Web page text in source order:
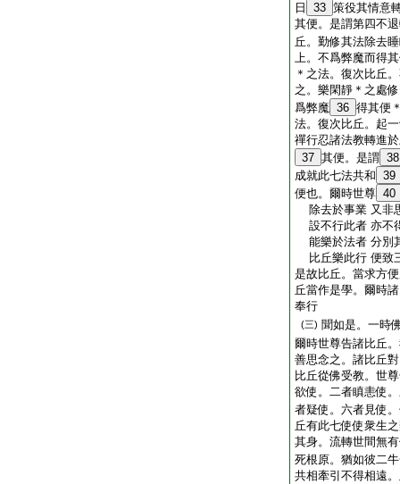
日
33 策役其情意
其便。是謂第四不
丘。勤修其法除去
上。不爲弊魔而得
＊之法。復次比丘
之。樂閑靜＊之處
爲弊魔 36 得其便
法。復次比丘。起
禪行忍諸法教轉進
37 其便。是謂 38
成就此七法共和 39
便也。爾時世尊 40
除去於事業 又非
設不行此者 亦不
能樂於法者 分別
比丘樂此行 便致
是故比丘。當求方
丘當作是學。爾時
奉行
(三) 聞如是。一時
爾時世尊告諸比丘
善思念之。諸比丘
比丘從佛受教。世
欲使。二者瞋恚使
者疑使。六者見使
丘有此七使使衆生
其身。流轉世間無
死根原。猶如彼二
共相牽引不得相遠